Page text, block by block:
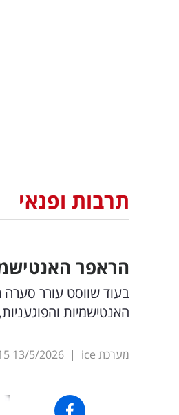
תרבות ופנאי
הראפר
בעוד שווסט עורר סערה
האנטישמיות
מערכת ice |
13/5/2026